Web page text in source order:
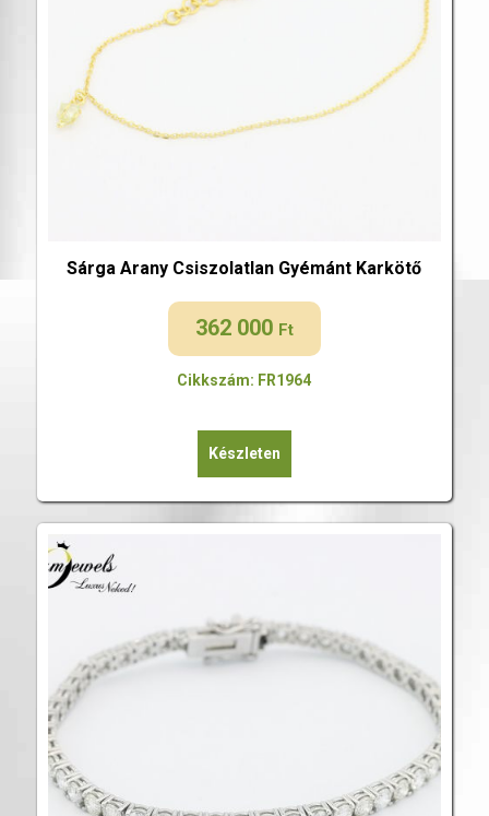
Sárga Arany Csiszolatlan Gyémánt Karkötő
362 000 Ft
Cikkszám: FR1964
Készleten